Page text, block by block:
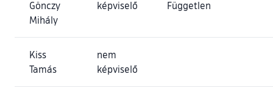
Gönczy
Mihály
képviselő Független
Kiss
Tamás
nem
képviselő